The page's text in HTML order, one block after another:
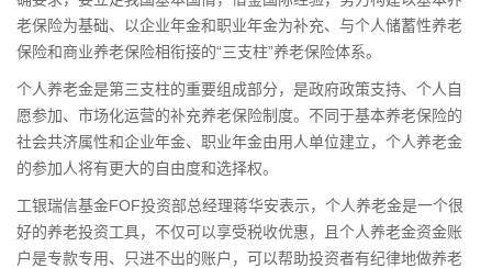
老保险为基础、以企业年金和职业年金为补充、与个人储蓄性养老
保险和商业养老保险相衔接的“三支柱”养老保险体系。
个人养老金是第三支柱的重要组成部分，是政府政策支持、个人自
愿参加、市场化运营的补充养老保险制度。不同于基本养老保险的
社会共济属性和企业年金、职业年金由用人单位建立，个人养老金
的参加人将有更大的自由度和选择权。
工银瑞信基金FOF投资部总经理蒋华安表示，个人养老金是一个很
好的养老投资工具，不仅可以享受税收优惠，且个人养老金资金账
户是专款专用、只进不出的账户，可以帮助投资者有纪律地做养老